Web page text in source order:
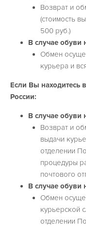
Возврат и
(стоимость
500 руб.)
В случае обуви
Обмен
курьера и
Если Вы находитесь
России:
В случае обуви
Возврат и
выдачи
отделении
процедуры
почтового
В случае обуви
Обмен
курьерской
отделении